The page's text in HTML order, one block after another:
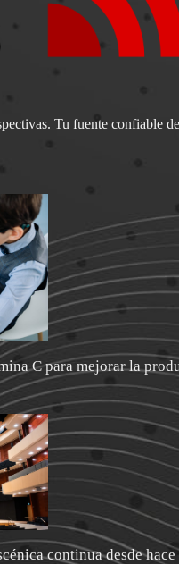
Tu fuente confiable
C para mejorar la
continua desde